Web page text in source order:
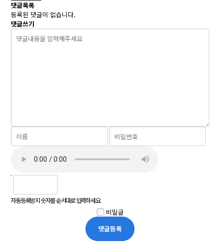
댓글목록
등록된 댓글이 없습니다.
댓글쓰기
자동등록방지 숫자를 순서대로 입력하세요.
비밀글